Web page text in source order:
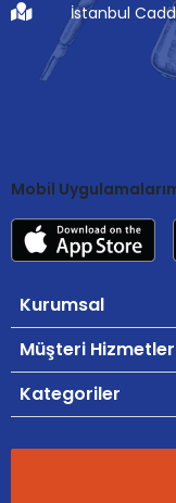
İstanbul
Mobil
Kurumsal
Müşteri
Kategoriler